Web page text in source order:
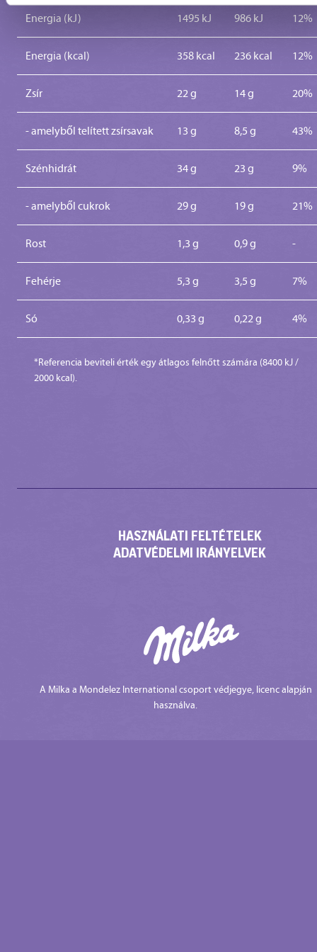
Energia (kJ) 1495 kJ 986 kJ 12%
Energia (kcal) 358 kcal 236 kcal 12%
Zsír 22 g 14 g 20%
- amelyből telített zsírsavak 13 g 8,5 g 43%
Szénhidrát 34 g 23 g 9%
- amelyből cukrok 29 g 19 g 21%
Rost 1,3 g 0,9 g -
Fehérje 5,3 g 3,5 g 7%
Só 0,33 g 0,22 g 4%
*Referencia beviteli érték egy átlagos felnőtt számára (8400 kJ /
2000 kcal).
HASZNÁLATI FELTÉTELEK
ADATVÉDELMI IRÁNYELVEK
A Milka a Mondelez International csoport védjegye, licenc alapján
használva.